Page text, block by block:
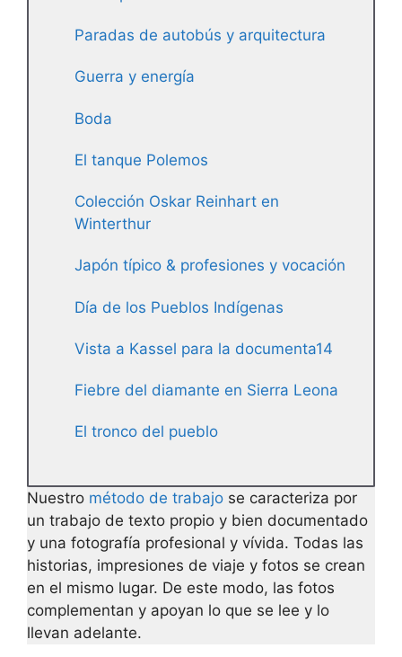
Paradas de autobús y arquitectura
Guerra y energía
Boda
El tanque Polemos
Colección Oskar Reinhart en
Winterthur
Japón típico & profesiones y vocación
Día de los Pueblos Indígenas
Vista a Kassel para la documenta14
Fiebre del diamante en Sierra Leona
El tronco del pueblo
Nuestro método de trabajo se caracteriza por
un trabajo de texto propio y bien documentado
y una fotografía profesional y vívida. Todas las
historias, impresiones de viaje y fotos se crean
en el mismo lugar. De este modo, las fotos
complementan y apoyan lo que se lee y lo
llevan adelante.